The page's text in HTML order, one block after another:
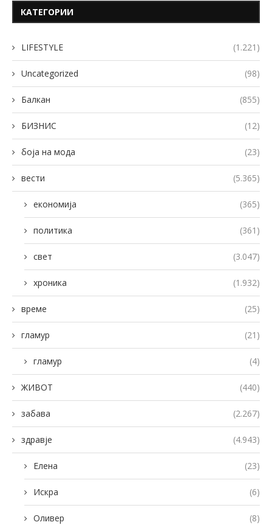
КАТЕГОРИИ
LIFESTYLE (1.221)
Uncategorized (98)
Балкан (855)
БИЗНИС (12)
боја на мода (23)
вести (5.365)
економија (365)
политика (361)
свет (3.047)
хроника (1.932)
време (25)
гламур (21)
гламур (4)
ЖИВОТ (440)
забава (2.267)
здравје (4.943)
Елена (23)
Искра (6)
Оливер (8)